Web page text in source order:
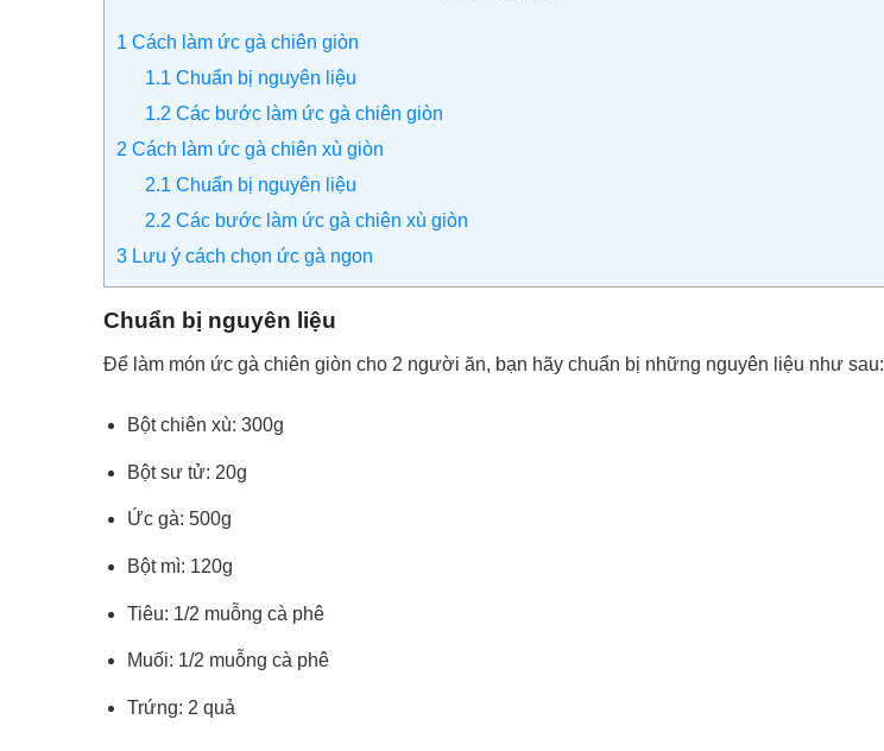
1 Cách làm ức gà chiên giòn
1.1 Chuẩn bị nguyên liệu
1.2 Các bước làm ức gà chiên giòn
2 Cách làm ức gà chiên xù giòn
2.1 Chuẩn bị nguyên liệu
2.2 Các bước làm ức gà chiên xù giòn
3 Lưu ý cách chọn ức gà ngon
Chuẩn bị nguyên liệu
Để làm món ức gà chiên giòn cho 2 người ăn, bạn hãy chuẩn bị những nguyên liệu như sau:
Bột chiên xù: 300g
Bột sư tử: 20g
Ức gà: 500g
Bột mì: 120g
Tiêu: 1/2 muỗng cà phê
Muối: 1/2 muỗng cà phê
Trứng: 2 quả